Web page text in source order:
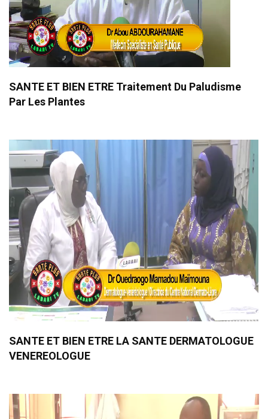
SANTE ET BIEN ETRE Traitement Du Paludisme
Par Les Plantes
SANTE ET BIEN ETRE LA SANTE DERMATOLOGUE
VENEREOLOGUE